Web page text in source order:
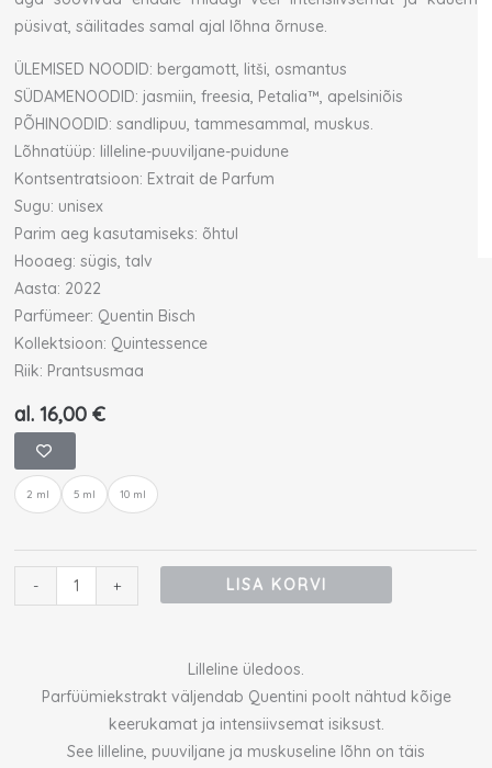
püsivat, säilitades samal ajal lõhna õrnuse.
ÜLEMISED NOODID: bergamott, litši, osmantus
SÜDAMENOODID: jasmiin, freesia, Petalia™, apelsiniõis
PÕHINOODID: sandlipuu, tammesammal, muskus.
Lõhnatüüp: lilleline-puuviljane-puidune
Kontsentratsioon: Extrait de Parfum
Sugu: unisex
Parim aeg kasutamiseks: õhtul
Hooaeg: sügis, talv
Aasta: 2022
Parfümeer: Quentin Bisch
Kollektsioon: Quintessence
Riik: Prantsusmaa
al.16,00€
2 ml 5 ml 10 ml
-
Nihilo
Fleur
Extrait
proov
kogus
+ LISA KORVI
Lilleline üledoos.
Parfüümiekstrakt väljendab Quentini poolt nähtud kõige
keerukamat ja intensiivsemat isiksust.
See lilleline, puuviljane ja muskuseline lõhn on täis